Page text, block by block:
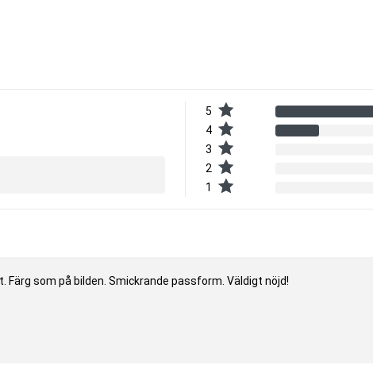
5
4
3
2
1
som på bilden. Smickrande passform. Väldigt nöjd!